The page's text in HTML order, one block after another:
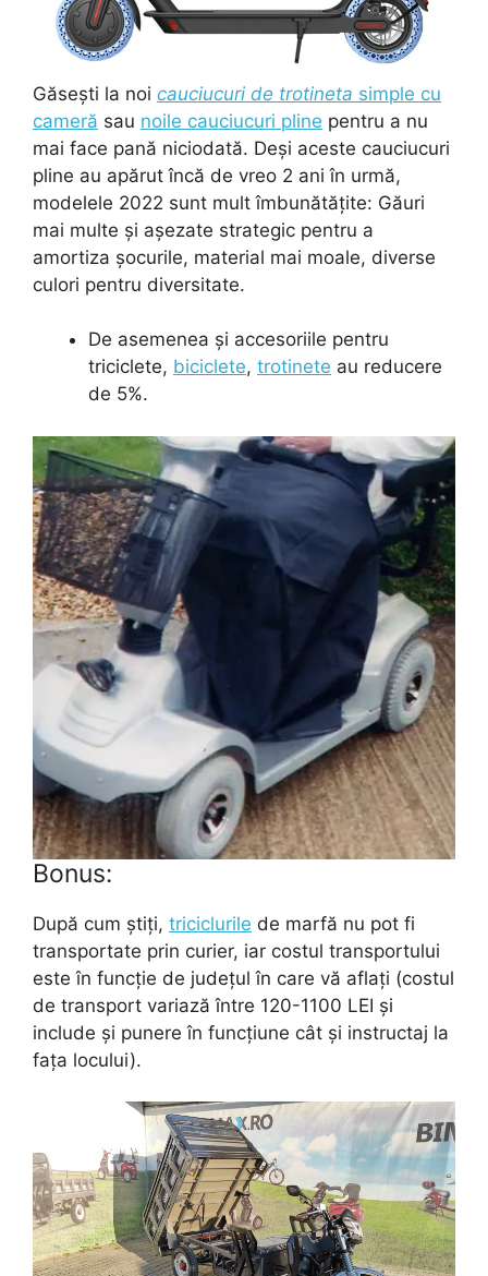
Găsești la noi cauciucuri de trotineta simple cu
cameră sau noile cauciucuri pline pentru a nu
mai face pană niciodată. Deși aceste cauciucuri
pline au apărut încă de vreo 2 ani în urmă,
modelele 2022 sunt mult îmbunătățite: Găuri
mai multe și așezate strategic pentru a
amortiza șocurile, material mai moale, diverse
culori pentru diversitate.
De asemenea și accesoriile pentru
triciclete, biciclete, trotinete au reducere
de 5%.
Bonus:
După cum știți, triciclurile de marfă nu pot fi
transportate prin curier, iar costul transportului
este în funcție de județul în care vă aflați (costul
de transport variază între 120-1100 LEI și
include și punere în funcțiune cât și instructaj la
fața locului).